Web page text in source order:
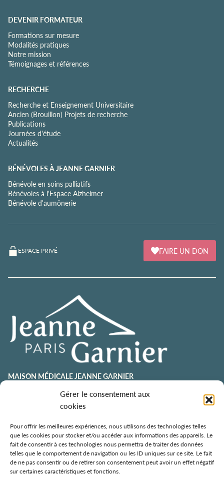
Gérer le consentement aux
cookies
Pour offrir les meilleures expériences, nous utilisons des technologies telles
que les cookies pour stocker et/ou accéder aux informations des appareils. Le
fait de consentir à ces technologies nous permettra de traiter des données
telles que le comportement de navigation ou les ID uniques sur ce site. Le fait
de ne pas consentir ou de retirer son consentement peut avoir un effet négatif
sur certaines caractéristiques et fonctions.
DEVENIR FORMATEUR
Formations sur mesure
Modalités pratiques
Notre mission
Témoignages et références
RECHERCHE
Recherche et Enseignement Universitaire
Ancien (Brouillon) Projets de recherche
Publications
Journées d'étude
Actualités
BÉNÉVOLES À JEANNE GARNIER
Bénévole en soins palliatifs
Bénévoles à l'Espace Alzheimer
Bénévole d'aumônerie
ESPACE PRIVÉ FAIRE UN DON
MAISON MÉDICALE JEANNE GARNIER
contact@jeannegarnier-paris.org
01 43 92 21 00
106 avenue Émile Zola
75015 Paris
ESPACE AURÉLIE JOUSSET
01 43 92 21 98
108, avenue Émile Zola
75015 Paris